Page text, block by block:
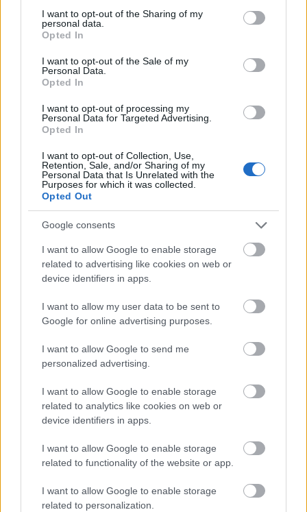
not limited to your visit or usage behaviour. You may click to
grant or deny consent to Google and its third-party tags to
use your data for below specified purposes in below Google
consent section.
I want to opt-out of the Sharing of my
personal data.
Opted In
I want to opt-out of the Sale of my
Personal Data.
Opted In
I want to opt-out of processing my
Personal Data for Targeted Advertising.
Opted In
I want to opt-out of Collection, Use,
Retention, Sale, and/or Sharing of my
Personal Data that Is Unrelated with the
Purposes for which it was collected.
Opted Out
Google consents
I want to allow Google to enable storage
related to advertising like cookies on web or
device identifiers in apps.
I want to allow my user data to be sent to
Google for online advertising purposes.
I want to allow Google to send me
personalized advertising.
I want to allow Google to enable storage
related to analytics like cookies on web or
device identifiers in apps.
I want to allow Google to enable storage
related to functionality of the website or app.
I want to allow Google to enable storage
related to personalization.
Citizens!: Prettiest Star
Tribes: Love in Vain